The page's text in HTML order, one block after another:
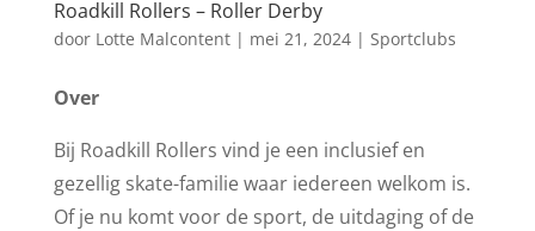
Roadkill Rollers – Roller Derby
door Lotte Malcontent| mei 21, 2024| Sportclubs
Over
Bij Roadkill Rollers vind je een inclusief en
gezellig skate-familie waar iedereen welkom is.
Of je nu komt voor de sport, de uitdaging of de